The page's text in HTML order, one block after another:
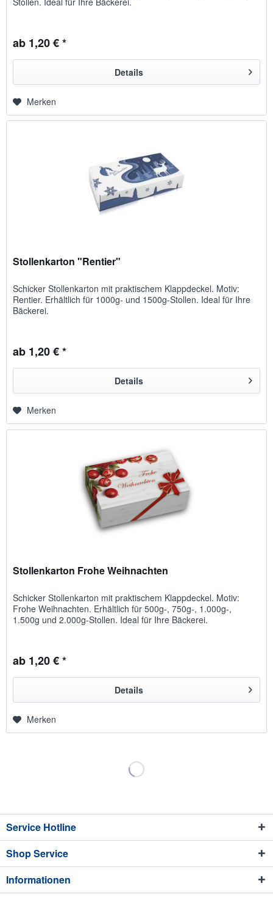
ab 1,20 € *
Details
Merken
Stollenkarton "Rentier"
Schicker Stollenkarton mit praktischem Klappdeckel. Motiv:
Rentier. Erhältlich für 1000g- und 1500g-Stollen. Ideal für Ihre
Bäckerei.
ab 1,20 € *
Details
Merken
Stollenkarton Frohe Weihnachten
Schicker Stollenkarton mit praktischem Klappdeckel. Motiv:
Frohe Weihnachten. Erhältlich für 500g-, 750g-, 1.000g-,
1.500g und 2.000g-Stollen. Ideal für Ihre Bäckerei.
ab 1,20 € *
Details
Merken
Service Hotline
Shop Service
Informationen